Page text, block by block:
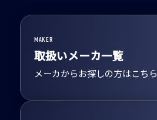
MAKER
取扱いメーカ一覧
メーカからお探しの方はこちら